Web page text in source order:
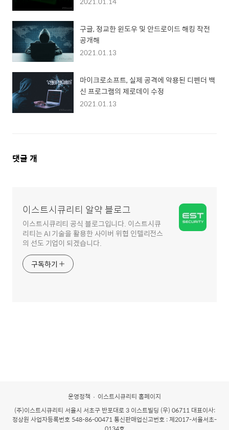
구글, 정교한 윈도우 및 안드로이드 해킹 작전
공개해
2021.01.13
마이크로소프트, 실제 공격에 악용된 디펜더 백
신 프로그램의 제로데이 수정
2021.01.13
댓
댓글 개
이스트시큐리티 알약 블로그
이스트시큐리티 공식 블로그입니다. 이스트시큐
리티는 AI 기술을 활용한 사이버 위협 인텔리전스
의 선도 기업이 되겠습니다.
구독하기
운영정책
이스트시큐리티 홈페이지
(주)이스트시큐리티 서울시 서초구 반포대로 3 이스트빌딩 (우) 06711 대표이사:
정상원 사업자등록번호 548-86-00471 통신판매업신고번호 : 제2017-서울서초-